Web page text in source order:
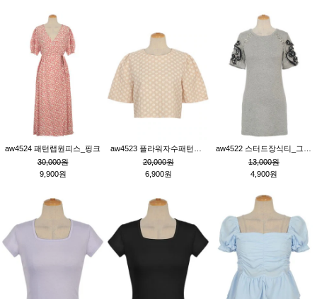
aw4524 패턴랩원피스_핑크
30,000원
9,900원
20,000원
6,900원
13,000원
4,900원